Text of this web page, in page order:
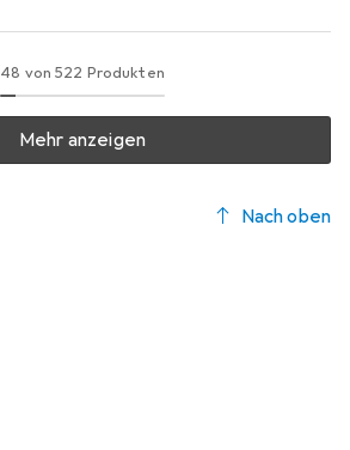
48 von 522 Produkten
Mehr anzeigen
Nach oben